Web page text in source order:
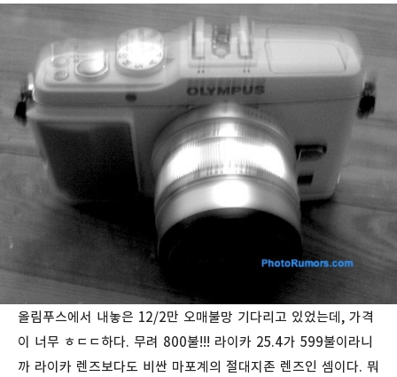
올림푸스에서 내놓은 12/2만 오매불망 기다리고 있었는데, 가격
이 너무 ㅎㄷㄷ하다. 무려 800불!!! 라이카 25.4가 599불이라니
까 라이카 렌즈보다도 비싼 마포계의 절대지존 렌즈인 셈이다. 뭐